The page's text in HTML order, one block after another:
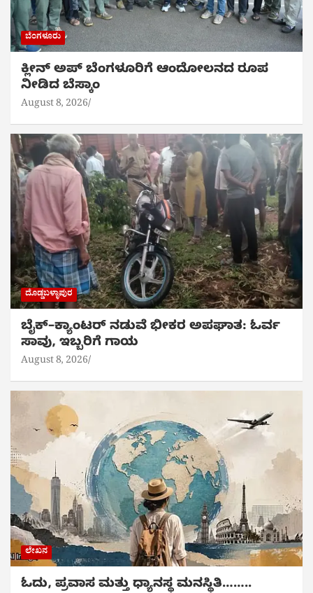
ಬೆಂಗಳೂರು
ಕ್ಲೀನ್ ಅಪ್ ಬೆಂಗಳೂರಿಗೆ ಆಂದೋಲನದ ರೂಪ
ನೀಡಿದ ಬೆಸ್ಕಾಂ
August 8, 2026
ದೊಡ್ಡಬಳ್ಳಾಪುರ
ಬೈಕ್‌–ಕ್ಯಾಂಟರ್ ನಡುವೆ ಭೀಕರ ಅಪಘಾತ: ಓರ್ವ
ಸಾವು, ಇಬ್ಬರಿಗೆ ಗಾಯ
August 8, 2026
ಲೇಖನ
ಓದು, ಪ್ರವಾಸ ಮತ್ತು ಧ್ಯಾನಸ್ಥ ಮನಸ್ಥಿತಿ……..